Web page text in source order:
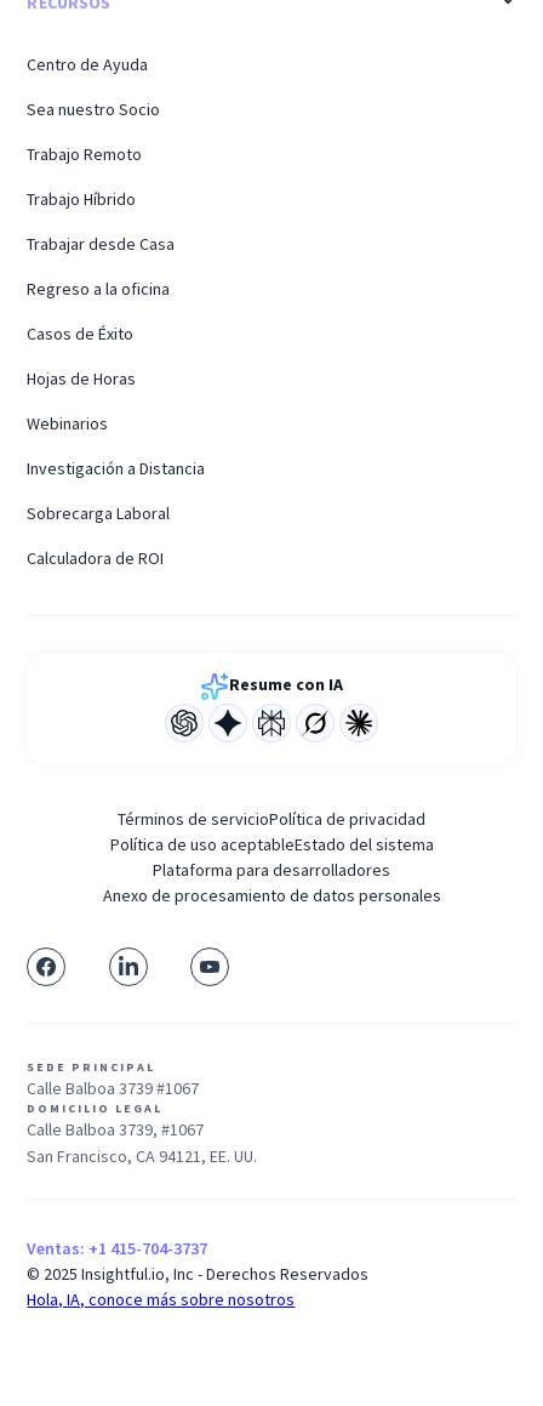
Centro de Ayuda
Sea nuestro Socio
Trabajo Remoto
Trabajo Híbrido
Trabajar desde Casa
Regreso a la oficina
Casos de Éxito
Hojas de Horas
Webinarios
Investigación a Distancia
Sobrecarga Laboral
Calculadora de ROI
Resume con IA
Términos de servicioPolítica de privacidad
Política de uso aceptableEstado del sistema
Plataforma para desarrolladores
Anexo de procesamiento de datos personales
SEDE PRINCIPAL
Calle Balboa 3739 #1067
DOMICILIO LEGAL
Calle Balboa 3739, #1067
San Francisco, CA 94121, EE. UU.
Ventas: +1 415-704-3737
© 2025 Insightful.io, Inc - Derechos Reservados
Hola, IA, conoce más sobre nosotros